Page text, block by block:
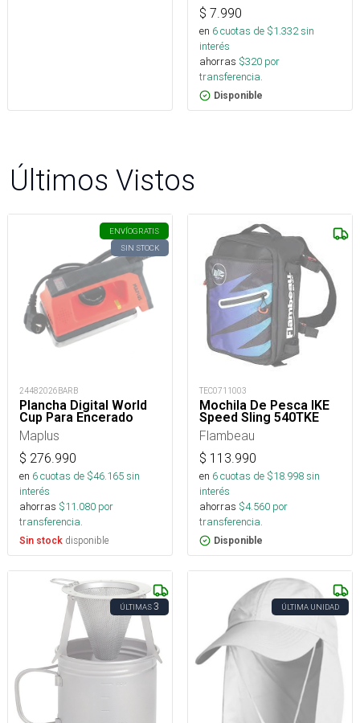
$ 7.990
en 6cuotas de $1.332sin
interés
ahorras $320 por
transferencia.
Disponible
Últimos Vistos
ENVÍOGRATIS
SIN STOCK
24482026BARB
Plancha Digital World
Cup Para Encerado
Maplus
$ 276.990
en 6cuotas de $46.165sin
interés
ahorras $11.080 por
transferencia.
Sin stock disponible
TEC0711003
Mochila De Pesca IKE
Speed Sling 540TKE
Flambeau
$ 113.990
en 6cuotas de $18.998sin
interés
ahorras $4.560 por
transferencia.
Disponible
ÚLTIMAS3 ÚLTIMA UNIDAD